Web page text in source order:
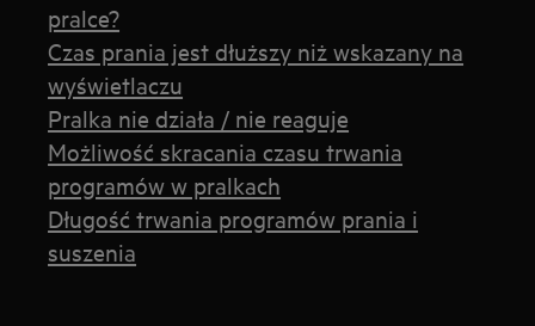
pralce?
Czas prania jest dłuższy niż wskazany na
wyświetlaczu
Pralka nie działa / nie reaguje
Możliwość skracania czasu trwania
programów w pralkach
Długość trwania programów prania i
suszenia